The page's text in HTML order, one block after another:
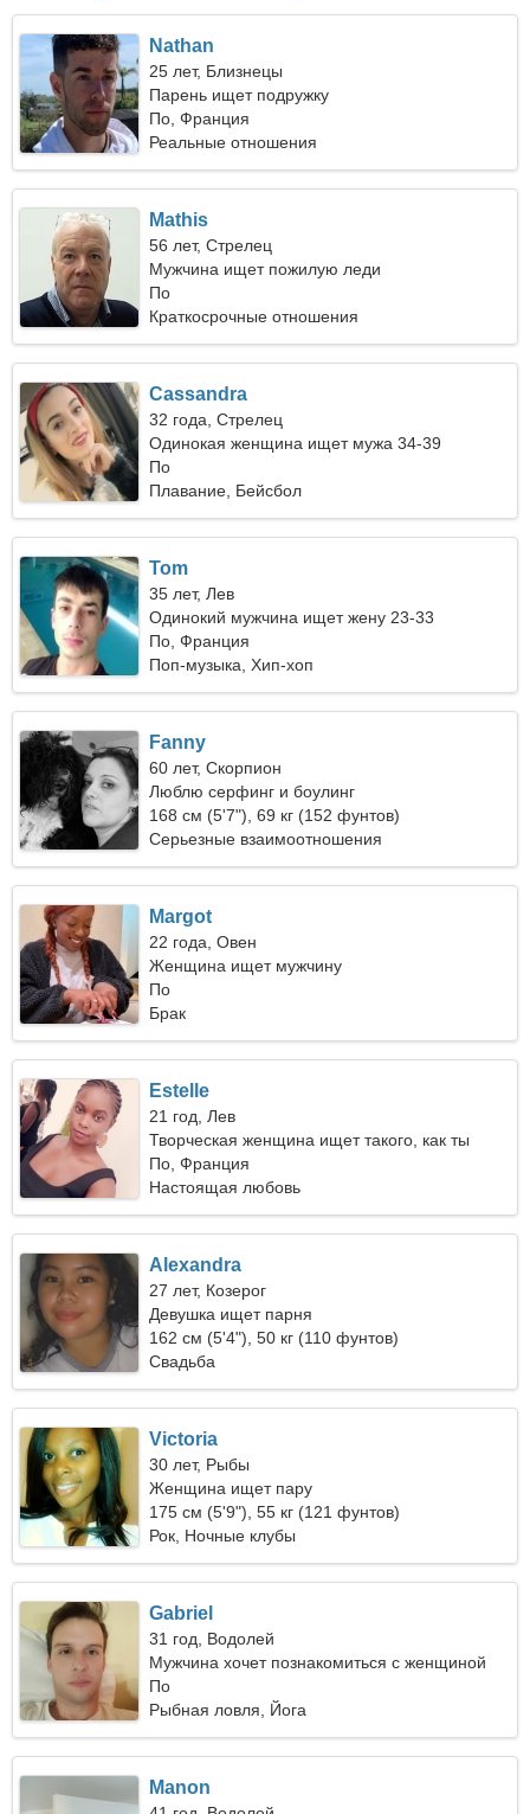
Nathan
25 лет, Близнецы
Парень ищет подружку
По, Франция
Реальные отношения
Mathis
56 лет, Стрелец
Мужчина ищет пожилую леди
По
Краткосрочные отношения
Cassandra
32 года, Стрелец
Одинокая женщина ищет мужа 34-39
По
Плавание, Бейсбол
Tom
35 лет, Лев
Одинокий мужчина ищет жену 23-33
По, Франция
Поп-музыка, Хип-хоп
Fanny
60 лет, Скорпион
Люблю серфинг и боулинг
168 см (5'7"), 69 кг (152 фунтов)
Серьезные взаимоотношения
Margot
22 года, Овен
Женщина ищет мужчину
По
Брак
Estelle
21 год, Лев
Творческая женщина ищет такого, как ты
По, Франция
Настоящая любовь
Alexandra
27 лет, Козерог
Девушка ищет парня
162 см (5'4"), 50 кг (110 фунтов)
Свадьба
Victoria
30 лет, Рыбы
Женщина ищет пару
175 см (5'9"), 55 кг (121 фунтов)
Рок, Ночные клубы
Gabriel
31 год, Водолей
Мужчина хочет познакомиться с женщиной
По
Рыбная ловля, Йога
Manon